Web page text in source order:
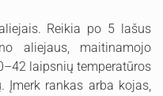
Reikia po 5 lašus
aliejaus, maitinamojo
laipsnių temperatūros
Įmerk rankas arba kojas,